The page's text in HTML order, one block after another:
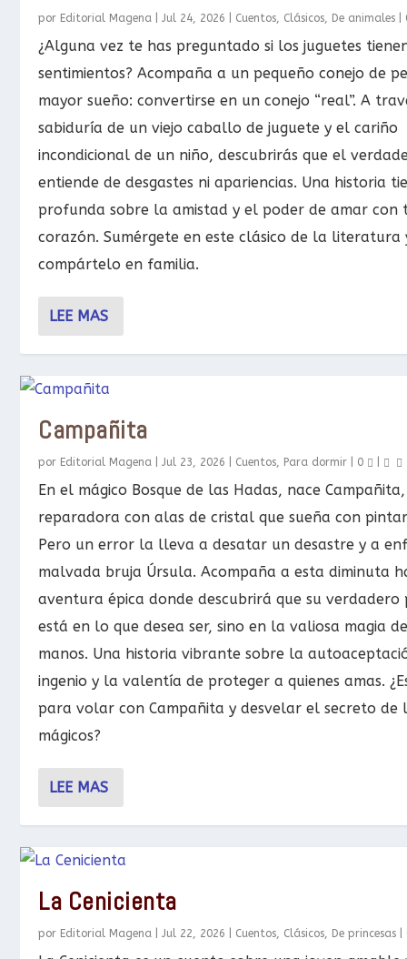
por Editorial Magena |Jul 24, 2026 Cuentos, Clásicos, De animales
¿Alguna vez te has preguntado si los juguetes
sentimientos? Acompaña a un pequeño conejo de
mayor sueño: convertirse en un conejo “real”. A
sabiduría de un viejo caballo de juguete y el cariño
incondicional de un niño, descubrirás que el
entiende de desgastes ni apariencias. Una historia
profunda sobre la amistad y el poder de amar con
corazón. Sumérgete en este clásico de la literatura
compártelo en familia.
LEE MAS
Campañita
por Editorial Magena |Jul 23, 2026 Cuentos, Para dormir 0
En el mágico Bosque de las Hadas, nace
reparadora con alas de cristal que sueña con
Pero un error la lleva a desatar un desastre y a
malvada bruja Úrsula. Acompaña a esta diminuta
aventura épica donde descubrirá que su verdadero
está en lo que desea ser, sino en la valiosa magia
manos. Una historia vibrante sobre la
ingenio y la valentía de proteger a quienes amas.
para volar con Campañita y desvelar el secreto de
mágicos?
LEE MAS
La Cenicienta
por Editorial Magena |Jul 22, 2026 Cuentos, Clásicos, De princesas